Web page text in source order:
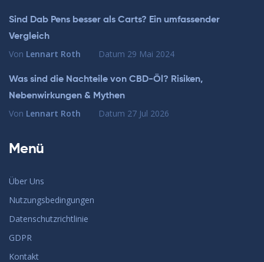
Sind Dab Pens besser als Carts? Ein umfassender
Vergleich
Von Lennart Roth Datum 29 Mai 2024
Was sind die Nachteile von CBD-Öl? Risiken,
Nebenwirkungen & Mythen
Von Lennart Roth Datum 27 Jul 2026
Menü
Über Uns
Nutzungsbedingungen
Datenschutzrichtlinie
GDPR
Kontakt